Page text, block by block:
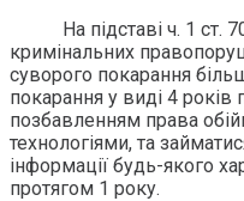
На підставі ч. 1 ст. 70
кримінальних
суворого покарання
покарання у виді 4 років
позбавленням права
технологіями, та
інформації будь-якого
протягом 1 року.